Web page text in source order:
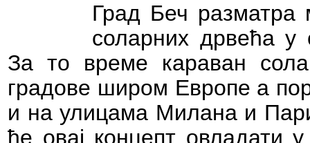
Град Беч разматра
соларних дрвећа у
За то време караван
градове широм Европе а
и на улицама Милана и
ће овај концепт овладати